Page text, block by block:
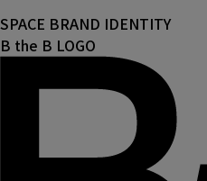
SPACE BRAND IDENTITY
B the B LOGO